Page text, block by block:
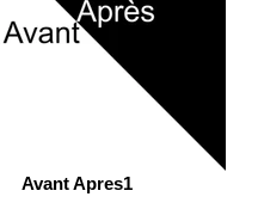
Avant Apres1